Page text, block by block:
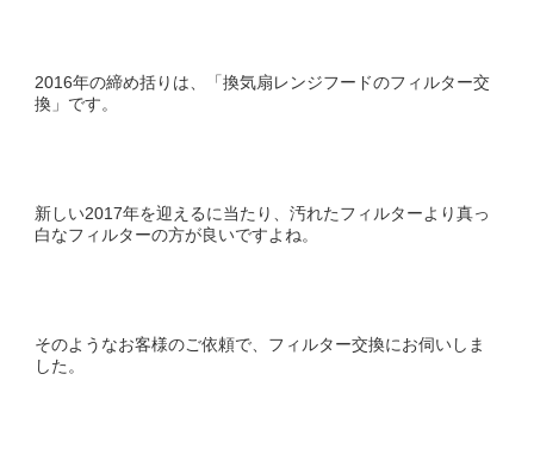
2016年の締め括りは、「換気扇レンジフードのフィルター交
換」です。
新しい2017年を迎えるに当たり、汚れたフィルターより真っ
白なフィルターの方が良いですよね。
そのようなお客様のご依頼で、フィルター交換にお伺いしま
した。